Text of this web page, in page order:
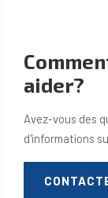
aider?
Avez-vous des
d'informations